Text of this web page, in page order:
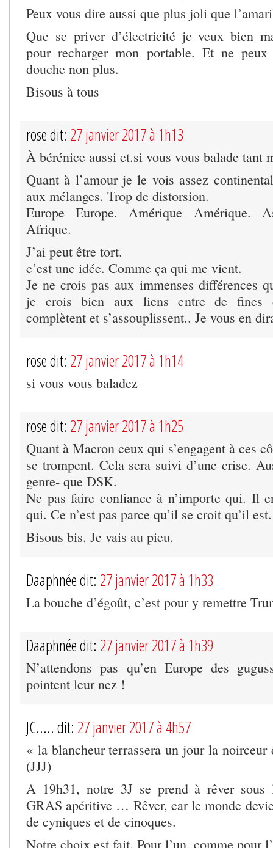
Peux vous dire aussi que plus joli que
Que se priver d’électricité je veux bien
pour recharger mon portable. Et ne
douche non plus.
Bisous à tous
rose dit: 27 janvier 2017 à 1h13
À bérénice aussi et.si vous vous balade tant
Quant à l’amour je le vois assez
aux mélanges. Trop de distorsion.
Europe Europe. Amérique Amérique.
Afrique.
J’ai peut être tort.
c’est une idée. Comme ça qui me vient.
Je ne crois pas aux immenses différences
je crois bien aux liens entre de fines
complètent et s’assouplissent.. Je vous en
rose dit: 27 janvier 2017 à 1h14
si vous vous baladez
rose dit: 27 janvier 2017 à 1h25
Quant à Macron ceux qui s’engagent à ces
se trompent. Cela sera suivi d’une crise.
genre- que DSK.
Ne pas faire confiance à n’importe qui. Il
qui. Ce n’est pas parce qu’il se croit qu’il est.
Bisous bis. Je vais au pieu.
Daaphnée dit: 27 janvier 2017 à 1h33
La bouche d’égoût, c’est pour y remettre
Daaphnée dit: 27 janvier 2017 à 1h39
N’attendons pas qu’en Europe des
pointent leur nez !
JC..... dit: 27 janvier 2017 à 4h57
« la blancheur terrassera un jour la
(JJJ)
A 19h31, notre 3J se prend à rêver sous
GRAS apéritive … Rêver, car le monde
de cyniques et de cinoques.
Notre choix est fait. Pour l’un, comme pour